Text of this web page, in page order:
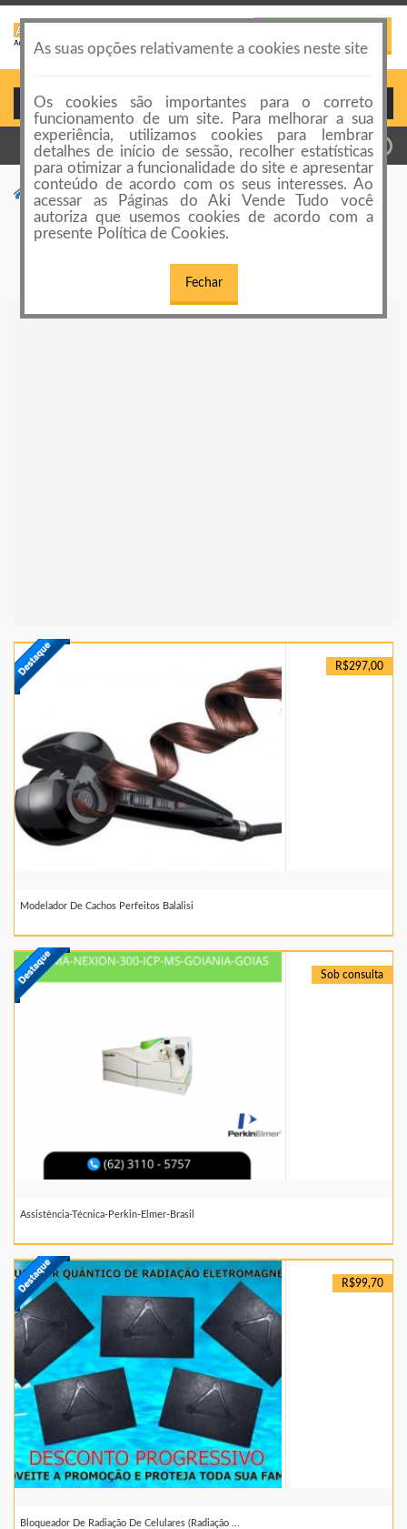
navigation
Login ou Cadastro
Categorias de anúncios Fretamento de Vans
Fretamento de Vans
R$297,00
Modelador De Cachos Perfeitos Balalisi
Sob consulta
Assistência-Técnica-Perkin-Elmer-Brasil
R$99,70
Bloqueador De Radiação De Celulares (radiação ...
As suas opções relativamente a cookies neste site
Os cookies são importantes para o correto
funcionamento de um site. Para melhorar a sua
experiência, utilizamos cookies para lembrar
detalhes de início de sessão, recolher estatísticas
para otimizar a funcionalidade do site e apresentar
conteúdo de acordo com os seus interesses. Ao
acessar as Páginas do Aki Vende Tudo você
autoriza que usemos cookies de acordo com a
presente Política de Cookies.
Fechar